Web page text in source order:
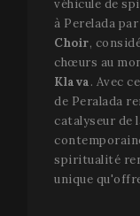
véhicule de
à Perelada
Choir,
chœurs au
Klava. Avec
de Peralada
catalyseur de
spiritualité
unique